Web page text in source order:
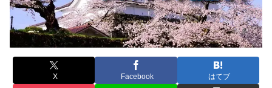
X Facebook はてブ